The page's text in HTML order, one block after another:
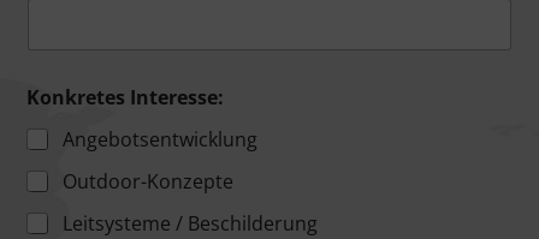
Konkretes Interesse:
Angebotsentwicklung
Outdoor-Konzepte
Leitsysteme / Beschilderung